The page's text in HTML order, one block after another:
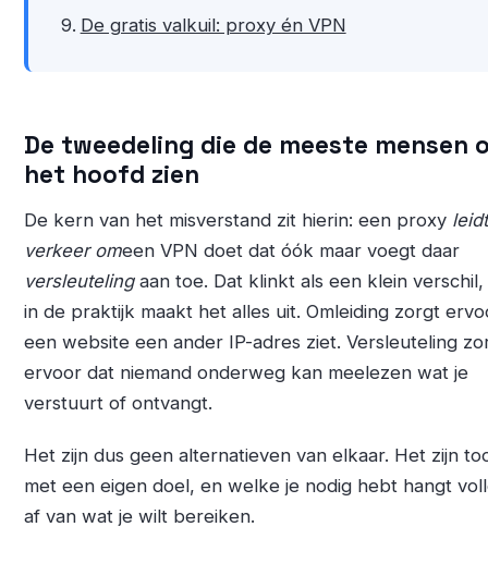
De gratis valkuil: proxy én VPN
De tweedeling die de meeste mensen
het hoofd zien
De kern van het misverstand zit hierin: een proxy
verkeer omeen VPN doet dat óók maar voegt daar
versleutelingaan toe. Dat klinkt als een klein verschil,
in de praktijk maakt het alles uit. Omleiding zorgt
een website een ander IP-adres ziet. Versleuteling
ervoor dat niemand onderweg kan meelezen wat je
verstuurt of ontvangt.
Het zijn dus geen alternatieven van elkaar. Het zijn
met een eigen doel, en welke je nodig hebt hangt
af van wat je wilt bereiken.